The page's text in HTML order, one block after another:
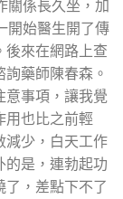
關係長久坐，加
開始醫生開了傳
後來在網路上查
藥師陳春森。
意事項，讓我覺
用也比之前輕
減少，白天工作
的是，連勃起功
了，差點下不了